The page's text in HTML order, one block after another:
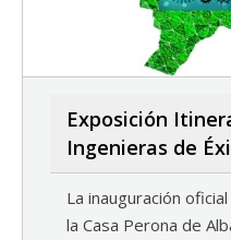
Exposición
Ingenieras de
La inauguración
la Casa Perona de